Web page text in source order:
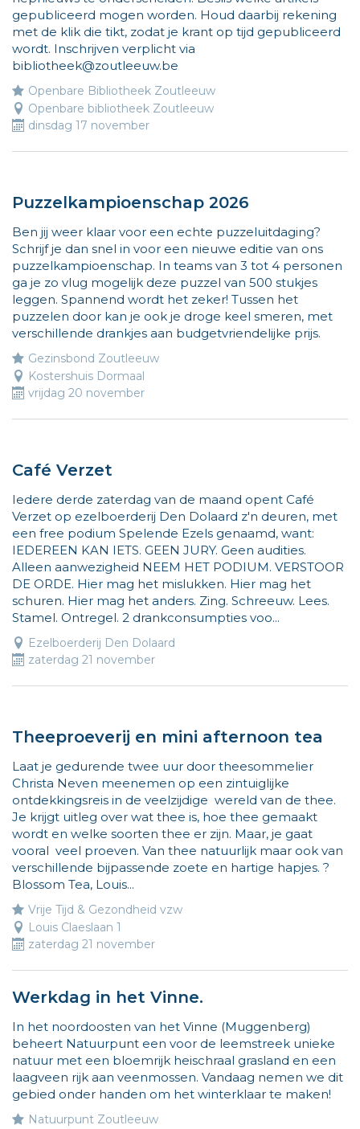
gepubliceerd mogen worden. Houd daarbij rekening
met de klik die tikt, zodat je krant op tijd gepubliceerd
wordt. Inschrijven verplicht via
bibliotheek@zoutleeuw.be
Openbare Bibliotheek Zoutleeuw
Openbare bibliotheek Zoutleeuw
dinsdag 17 november
Puzzelkampioenschap 2026
Ben jij weer klaar voor een echte puzzeluitdaging?
Schrijf je dan snel in voor een nieuwe editie van ons
puzzelkampioenschap. In teams van 3 tot 4 personen
ga je zo vlug mogelijk deze puzzel van 500 stukjes
leggen. Spannend wordt het zeker! Tussen het
puzzelen door kan je ook je droge keel smeren, met
verschillende drankjes aan budgetvriendelijke prijs.
Gezinsbond Zoutleeuw
Kostershuis Dormaal
vrijdag 20 november
Café Verzet
Iedere derde zaterdag van de maand opent Café
Verzet op ezelboerderij Den Dolaard z'n deuren, met
een free podium Spelende Ezels genaamd, want:
IEDEREEN KAN IETS. GEEN JURY. Geen audities.
Alleen aanwezigheid NEEM HET PODIUM. VERSTOOR
DE ORDE. Hier mag het mislukken. Hier mag het
schuren. Hier mag het anders. Zing. Schreeuw. Lees.
Stamel. Ontregel. 2 drankconsumpties voo...
Ezelboerderij Den Dolaard
zaterdag 21 november
Theeproeverij en mini afternoon tea
Laat je gedurende twee uur door theesommelier
Christa Neven meenemen op een zintuiglijke
ontdekkingsreis in de veelzijdige wereld van de thee.
Je krijgt uitleg over wat thee is, hoe thee gemaakt
wordt en welke soorten thee er zijn. Maar, je gaat
vooral veel proeven. Van thee natuurlijk maar ook van
verschillende bijpassende zoete en hartige hapjes. ?
Blossom Tea, Louis...
Vrije Tijd & Gezondheid vzw
Louis Claeslaan 1
zaterdag 21 november
Werkdag in het Vinne.
In het noordoosten van het Vinne (Muggenberg)
beheert Natuurpunt een voor de leemstreek unieke
natuur met een bloemrijk heischraal grasland en een
laagveen rijk aan veenmossen. Vandaag nemen we dit
gebied onder handen om het winterklaar te maken!
Natuurpunt Zoutleeuw